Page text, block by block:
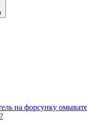
на форсунку